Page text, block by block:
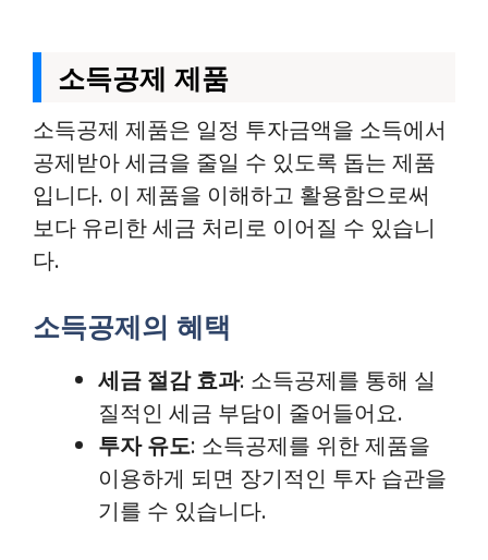
소득공제 제품
소득공제 제품은 일정 투자금액을 소득에서
공제받아 세금을 줄일 수 있도록 돕는 제품
입니다. 이 제품을 이해하고 활용함으로써
보다 유리한 세금 처리로 이어질 수 있습니
다.
소득공제의 혜택
세금 절감 효과: 소득공제를 통해 실
질적인 세금 부담이 줄어들어요.
투자 유도: 소득공제를 위한 제품을
이용하게 되면 장기적인 투자 습관을
기를 수 있습니다.